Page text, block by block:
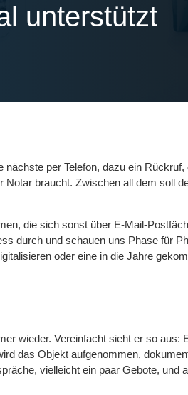
unterstützt
per Telefon, dazu ein Rückruf,
braucht. Zwischen all dem soll
die sich sonst über E-Mail-
durch und schauen uns Phase für
oder eine in die Jahre
wieder. Vereinfacht sieht er so aus:
das Objekt aufgenommen,
vielleicht ein paar Gebote, und